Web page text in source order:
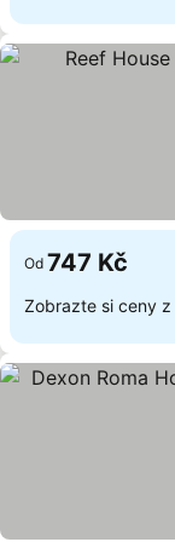
Od 747 Kč
Zobrazte si ceny z